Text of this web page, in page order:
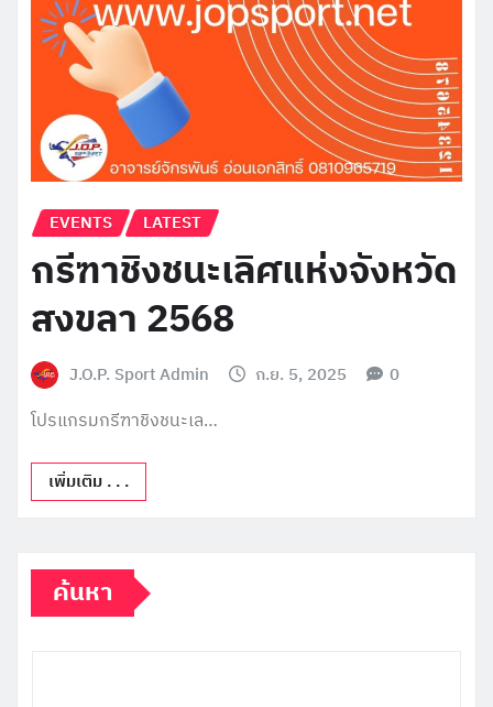
EVENTS LATEST
กรีฑาชิงชนะเลิศแห่งจังหวัด
สงขลา 2568
J.O.P. Sport Admin ก.ย. 5, 2025 0
โปรแกรมกรีฑาชิงชนะเล…
เพิ่มเติม . . .
ค้นหา